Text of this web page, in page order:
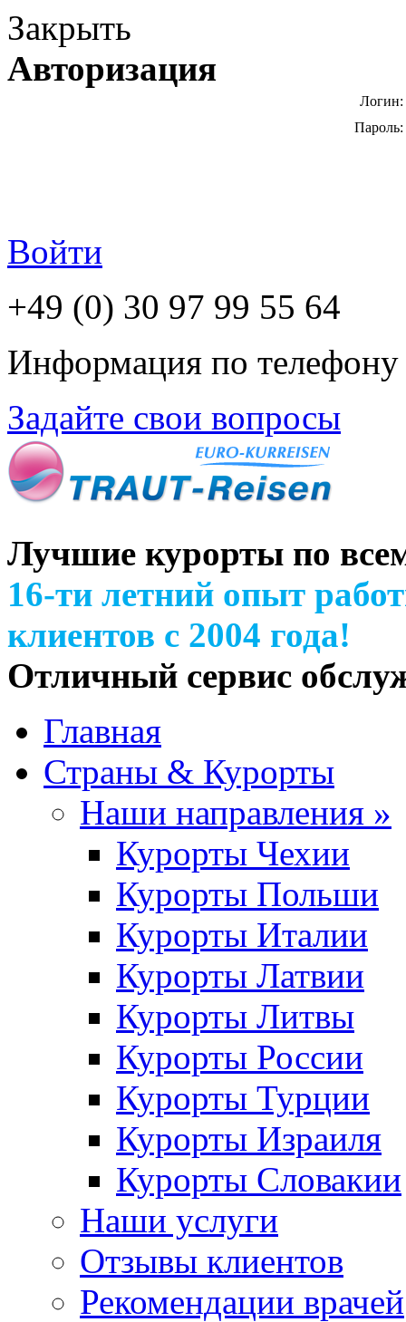
Закрыть
Авторизация
Логин:
Пароль:
Войти
+49 (0) 30 97 99 55 64
Информация по телефону
Задайте свои вопросы
Лучшие курорты по
16-ти летний опыт
клиентов с 2004 года!
Отличный сервис
Главная
Страны & Курорты
Наши направления »
Курорты Чехии
Курорты Польши
Курорты Италии
Курорты Латвии
Курорты Литвы
Курорты России
Курорты Турции
Курорты Израиля
Курорты Словакии
Наши услуги
Отзывы клиентов
Рекомендации врачей